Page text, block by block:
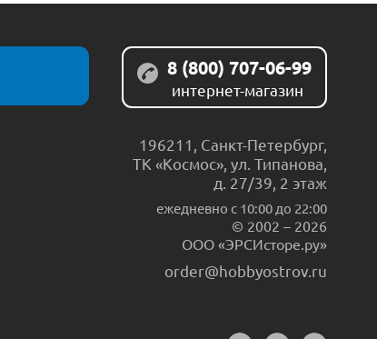
8 (800) 707-06-99
интернет-магазин
196211 Санкт-Петербург,
ТК «Космос», ул. Типанова,
д. 27/39, 2 этаж
ежедневно c 10:00 до 22:00
© 2002 – 2026
ООО «ЭРСИсторе.ру»
order@hobbyostrov.ru